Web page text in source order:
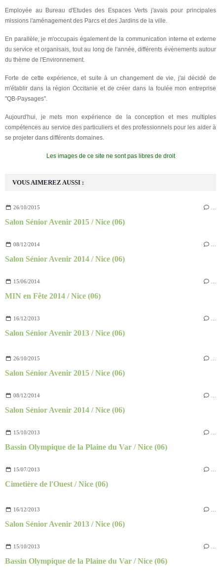
VOUS AIMEREZ AUSSI :
26/10/2015
Salon Sénior Avenir 2015 / Nice (06)
08/12/2014
Salon Sénior Avenir 2014 / Nice (06)
15/06/2014
MIN en Fête 2014 / Nice (06)
16/12/2013
Salon Sénior Avenir 2013 / Nice (06)
26/10/2015
Salon Sénior Avenir 2015 / Nice (06)
08/12/2014
Salon Sénior Avenir 2014 / Nice (06)
15/10/2013
Bassin Olympique de la Plaine du Var / Nice (06)
15/07/2013
Cimetière de l'Ouest / Nice (06)
16/12/2013
Salon Sénior Avenir 2013 / Nice (06)
15/10/2013
Bassin Olympique de la Plaine du Var / Nice (06)
Employée au Bureau d'Etudes des Espaces Verts j'avais pour principales
missions l'aménagement des Parcs et des Jardins de la ville.
En parallèle, je m'occupais également de la communication interne et externe
du service et organisais, tout au long de l'année, différents événements autour
du thème de l'Environnement.
Forte de cette expérience, et suite à un changement de vie, j'ai décidé de
m'établir dans la région Occitanie et de créer dans la foulée mon entreprise
"QB-Paysages".
Aujourd'hui, je mets mon expérience de la conception et mes multiples
compétences au service des particuliers et des professionnels pour les aider à
se projeter dans différents domaines.
Les images de ce site ne sont pas libres de droit